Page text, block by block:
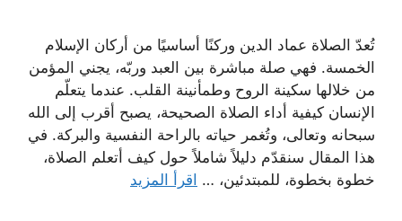
تُعدّ الصلاة عماد الدين وركنًا أساسيًا من أركان الإسلام
الخمسة. فهي صلة مباشرة بين العبد وربّه، يجني المؤمن
من خلالها سكينة الروح وطمأنينة القلب. عندما يتعلّم
الإنسان كيفية أداء الصلاة الصحيحة، يصبح أقرب إلى الله
سبحانه وتعالى، وتُغمر حياته بالراحة النفسية والبركة. في
هذا المقال سنقدّم دليلاً شاملاً حول كيف أتعلم الصلاة،
خطوة بخطوة، للمبتدئين، … اقرأ المزيد